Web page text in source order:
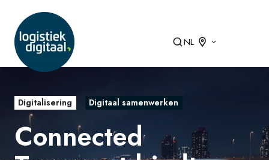
NL
Digitalisering Digitaal samenwerken
Connected